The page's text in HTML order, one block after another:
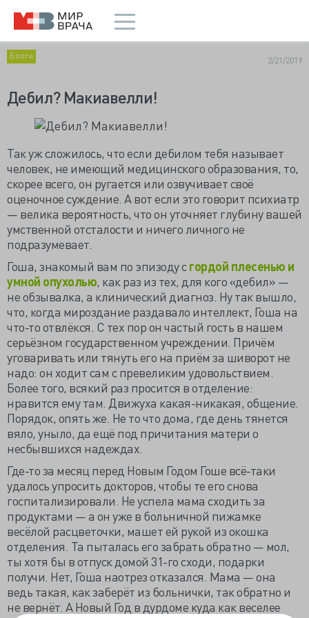
Блоги 2/21/2019
Дебил? Макиавелли!
Так уж сложилось, что если дебилом тебя называет
человек, не имеющий медицинского образования, то,
скорее всего, он ругается или озвучивает своё
оценочное суждение. А вот если это говорит психиатр
— велика вероятность, что он уточняет глубину вашей
умственной отсталости и ничего личного не
подразумевает.
Гоша, знакомый вам по эпизоду сгордой плесенью и
умной опухолью, как раз из тех, для кого «дебил» —
не обзывалка, а клинический диагноз. Ну так вышло,
что, когда мироздание раздавало интеллект, Гоша на
что-то отвлёкся. С тех пор он частый гость в нашем
серьёзном государственном учреждении. Причём
уговаривать или тянуть его на приём за шиворот не
надо: он ходит сам с превеликим удовольствием.
Более того, всякий раз просится в отделение:
нравится ему там. Движуха какая-никакая, общение.
Порядок, опять же. Не то что дома, где день тянется
вяло, уныло, да ещё под причитания матери о
несбывшихся надеждах.
Где-то за месяц перед Новым Годом Гоше всё-таки
удалось упросить докторов, чтобы те его снова
госпитализировали. Не успела мама сходить за
продуктами — а он уже в больничной пижамке
весёлой расцветочки, машет ей рукой из окошка
отделения. Та пыталась его забрать обратно — мол,
ты хотя бы в отпуск домой 31-го сходи, подарки
получи. Нет, Гоша наотрез отказался. Мама — она
ведь такая, как заберёт из больнички, так обратно и
не вернёт. А Новый Год в дурдоме куда как веселее